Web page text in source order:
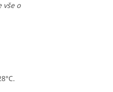
vše o